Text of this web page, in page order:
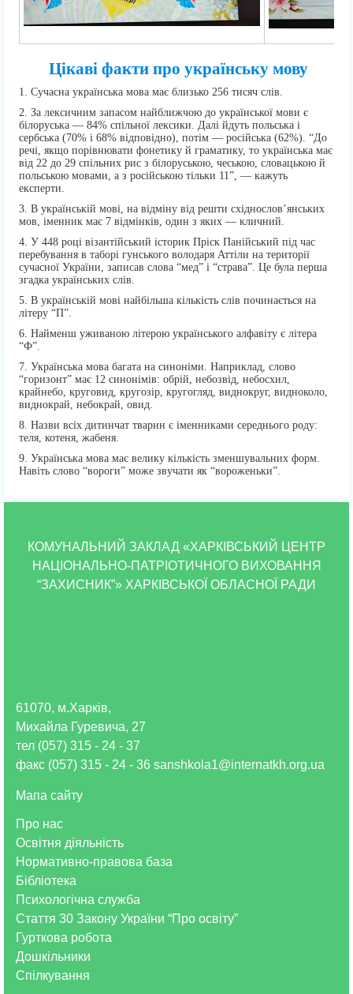
Цікаві факти про українську мову
1. Сучасна українська мова має близько 256 тисяч слів.
2. За лексичним запасом найближчою до української мови є
білоруська — 84% спільної лексики. Далі йдуть польська і
сербська (70% і 68% відповідно), потім — російська (62%). “До
речі, якщо порівнювати фонетику й граматику, то українська має
від 22 до 29 спільних рис з білоруською, чеською, словацькою й
польською мовами, а з російською тільки 11”, — кажуть
експерти.
3. В українській мові, на відміну від решти східнослов’янських
мов, іменник має 7 відмінків, один з яких — кличний.
4. У 448 році візантійський історик Пріск Панійський під час
перебування в таборі гунського володаря Аттіли на території
сучасної України, записав слова “мед” і “страва”. Це була перша
згадка українських слів.
5. В українській мові найбільша кількість слів починається на
літеру “П”.
6. Найменш уживаною літерою українського алфавіту є літера
“Ф”.
7. Українська мова багата на синоніми. Наприклад, слово
“горизонт” має 12 синонімів: обрій, небозвід, небосхил,
крайнебо, круговид, кругозір, кругогляд, виднокруг, видноколо,
виднокрай, небокрай, овид.
8. Назви всіх дитинчат тварин є іменниками середнього роду:
теля, котеня, жабеня.
9. Українська мова має велику кількість зменшувальних форм.
Навіть слово “вороги” може звучати як “вороженьки”.
КОМУНАЛЬНИЙ ЗАКЛАД «ХАРКІВСЬКИЙ ЦЕНТР
НАЦІОНАЛЬНО-ПАТРІОТИЧНОГО ВИХОВАННЯ
“ЗАХИСНИК”» ХАРКІВСЬКОЇ ОБЛАСНОЇ РАДИ
Про нас
Освітня діяльність
Нормативно-правова база
Бібліотека
Психологічна служба
Стаття 30 Закону України “Про освіту”
Гурткова робота
Дошкільники
Спілкування
61070, м.Харків,
Михайла Гуревича, 27
тел (057) 315 - 24 - 37
факс (057) 315 - 24 - 36 sanshkola1@internatkh.org.ua
Мапа сайту